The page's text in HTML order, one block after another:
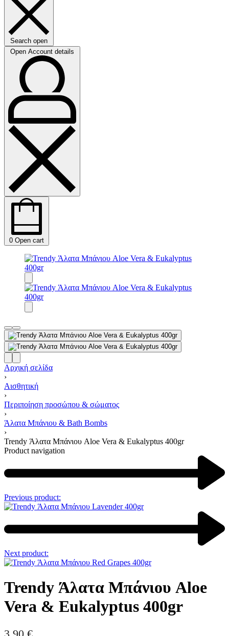
Search open
Open Account details
0 Open cart
Αρχική σελίδα
›
Αισθητική
›
Περιποίηση προσώπου & σώματος
›
Άλατα Μπάνιου & Bath Bombs
›
Trendy Άλατα Μπάνιου Aloe Vera & Eukalyptus 400gr
Product navigation
Previous product:
Next product:
Trendy Άλατα Μπάνιου Aloe
Vera & Eukalyptus 400gr